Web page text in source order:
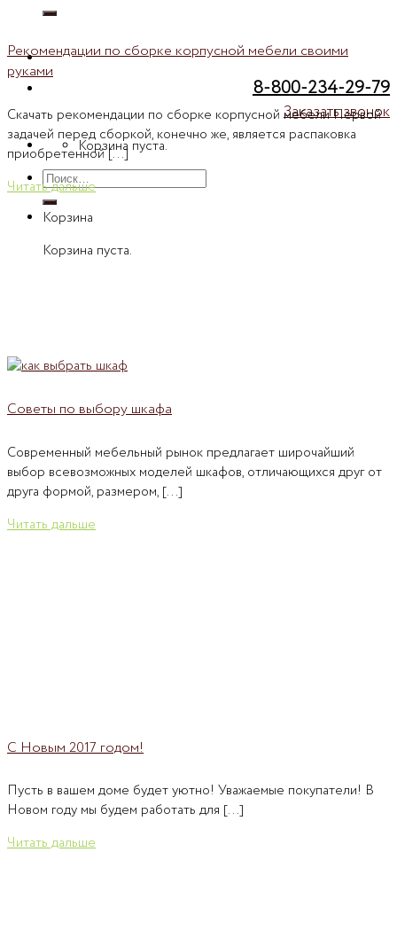
8-800-234-29-79
Заказать звонок
Корзина пуста.
Искать:
Корзина
Корзина пуста.
Рекомендации по сборке корпусной мебели своими
руками
Скачать рекомендации по сборке корпусной мебели Первой
задачей перед сборкой, конечно же, является распаковка
приобретенной [...]
Читать дальше
Советы по выбору шкафа
Современный мебельный рынок предлагает широчайший
выбор всевозможных моделей шкафов, отличающихся друг от
друга формой, размером, [...]
Читать дальше
С Новым 2017 годом!
Пусть в вашем доме будет уютно! Уважаемые покупатели! В
Новом году мы будем работать для [...]
Читать дальше